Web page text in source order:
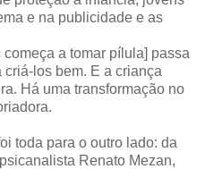
e na publicidade e as
a tomar pílula] passa
los bem. E a criança
Há uma transformação no
toda para o outro lado: da
Renato Mezan,